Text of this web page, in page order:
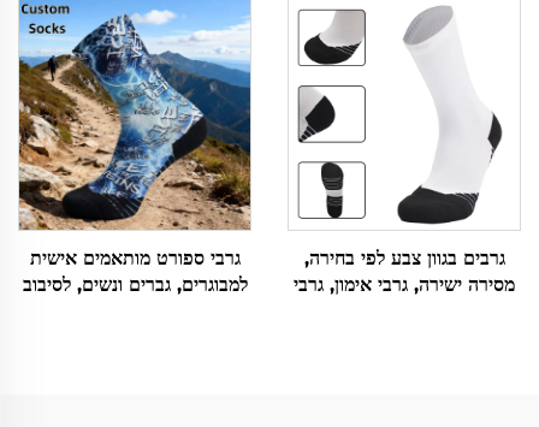
גרבים בגוון צבע לפי בחירה,
מסירה ישירה, גרבי אימון, גרבי
גרבי ספורט מותאמים אישית
למבוגרים, גברים ונשים, לסיבוב